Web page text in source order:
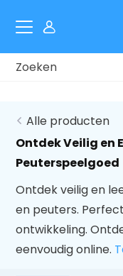
Laat je
Alle producten
Ontdek Veilig en
Peuterspeelgoed
Ontdek veilig en
en peuters.
ontwikkeling.
eenvoudig online.